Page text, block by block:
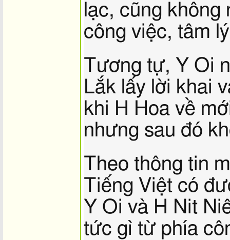
lạc, cũng
công việc, tâm
Tương tự, Y Oi
Lắk lấy lời khai
khi H Hoa về
nhưng sau đó
Theo thông tin
Tiếng Việt có
Y Oi và H Nit
tức gì từ phía